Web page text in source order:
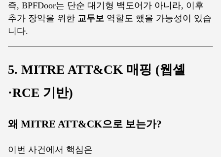
즉, BPFDoor는 단순 대기형 백도어가 아니라, 이후
추가 장악을 위한 교두보 역할도 했을 가능성이 있습
니다.
5. MITRE ATT&CK 매핑 (웹셸
·RCE 기반)
왜 MITRE ATT&CK으로 보는가?
이번 사건에서 핵심은